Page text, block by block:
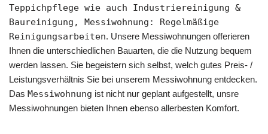
Teppichpflege wie auch Industriereinigung &
Baureinigung, Messiwohnung: Regelmäßige
Reinigungsarbeiten. Unsere Messiwohnungen offerieren
Ihnen die unterschiedlichen Bauarten, die die Nutzung bequem
werden lassen. Sie begeistern sich selbst, welch gutes Preis- /
Leistungsverhältnis Sie bei unserem Messiwohnung entdecken.
Das Messiwohnung ist nicht nur geplant aufgestellt, unsre
Messiwohnungen bieten Ihnen ebenso allerbesten Komfort.